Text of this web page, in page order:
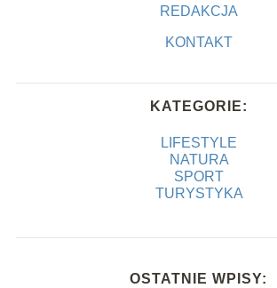
REDAKCJA
KONTAKT
KATEGORIE:
LIFESTYLE
NATURA
SPORT
TURYSTYKA
OSTATNIE WPISY: